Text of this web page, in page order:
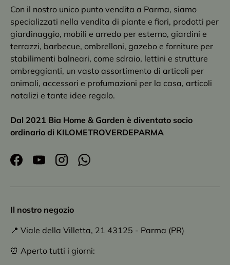
Con il nostro unico punto vendita a Parma, siamo
specializzati nella vendita di piante e fiori, prodotti per
giardinaggio, mobili e arredo per esterno, giardini e
terrazzi, barbecue, ombrelloni, gazebo e forniture per
stabilimenti balneari, come sdraio, lettini e strutture
ombreggianti, un vasto assortimento di articoli per
animali, accessori e profumazioni per la casa, articoli
natalizi e tante idee regalo.
Dal 2021 Bia Home & Garden è diventato socio
ordinario di KILOMETROVERDEPARMA
FacebookYouTubeInstagramWhatsApp
Il nostro negozio
📍 Viale della Villetta, 21 43125 - Parma (PR)
⏰ Aperto tutti i giorni: